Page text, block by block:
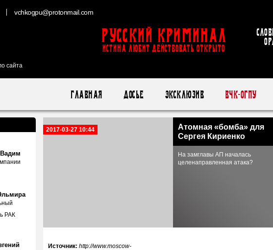
vchkogpu@protonmail.com
сайта
Русский Криминал
ИСТИНА ЛЮБИТ ДЕЙСТВОВАТЬ ОТКРЫТО
Главная Досье Эксклюзив ВЧК-ОГПУ
РАК
2017-03-27 10:44
Атомная «бомба» для
Сергея Кириенко
На замглавы АП началась
целенаправленная атака?
Источник: http://www.moscow-